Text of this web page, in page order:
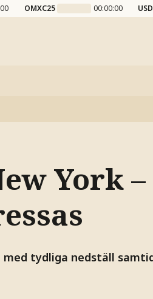
OMXC25 00:00:00
York –
med tydliga nedställ